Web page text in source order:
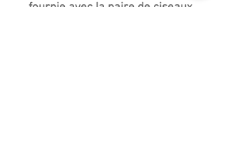
fournie avec la paire de ciseaux.